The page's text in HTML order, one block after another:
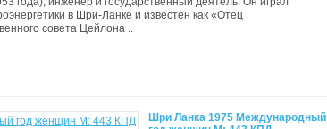
в Шри-Ланке и известен как «Отец
совета Цейлона ..
Шри Ланка 1975 Международный